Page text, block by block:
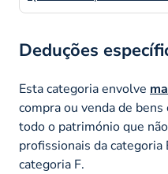
Deduções
Esta categoria envolve
compra ou venda de
todo o património que
profissionais da categoria
categoria F.